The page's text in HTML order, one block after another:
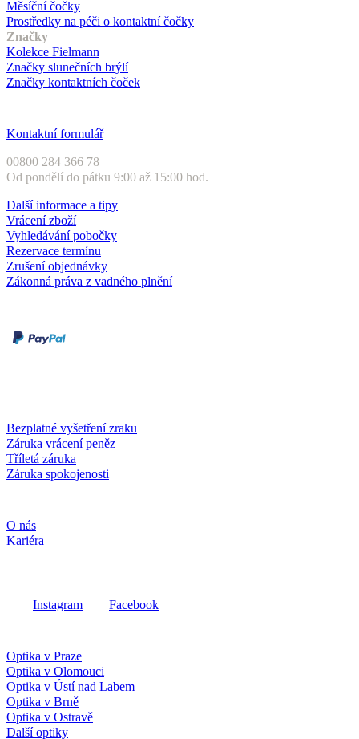
Měsíční čočky
Prostředky na péči o kontaktní čočky
Značky
Kolekce Fielmann
Značky slunečních brýlí
Značky kontaktních čoček
Kontaktní formulář
00800 284 366 78
Od pondělí do pátku 9:00 až 15:00 hod.
Další informace a tipy
Vrácení zboží
Vyhledávání pobočky
Rezervace termínu
Zrušení objednávky
Zákonná práva z vadného plnění
Bezplatné vyšetření zraku
Záruka vrácení peněz
Tříletá záruka
Záruka spokojenosti
O nás
Kariéra
Instagram Facebook
Optika v Praze
Optika v Olomouci
Optika v Ústí nad Labem
Optika v Brně
Optika v Ostravě
Další optiky